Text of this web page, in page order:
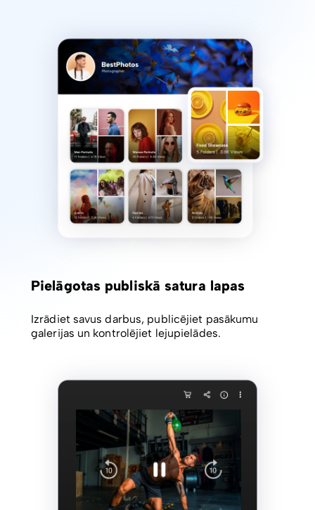
Pielāgotas publiskā satura lapas
Izrādiet savus darbus, publicējiet pasākumu
galerijas un kontrolējiet lejupielādes.